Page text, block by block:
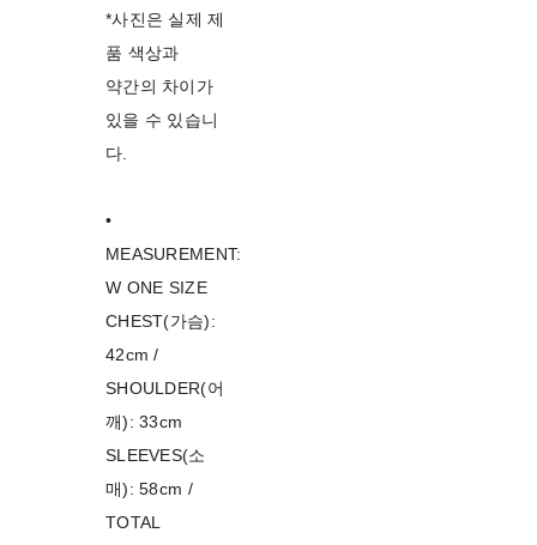
*사진은 실제 제
품 색상과
약간의 차이가
있을 수 있습니
다.
•
MEASUREMENT:
W ONE SIZE
CHEST(가슴):
42cm /
SHOULDER(어
깨): 33cm
SLEEVES(소
매): 58cm /
TOTAL